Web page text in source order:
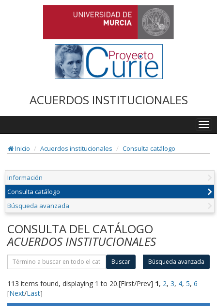
ACUERDOS INSTITUCIONALES
Inicio
Acuerdos institucionales Consulta catálogo
Información
Consulta catálogo
Búsqueda avanzada
CONSULTA DEL CATÁLOGO
ACUERDOS INSTITUCIONALES
Buscar Búsqueda avanzada
113 items found, displaying 1 to 20.[First/Prev] 1, 2, 3, 4, 5, 6
[Next/Last]